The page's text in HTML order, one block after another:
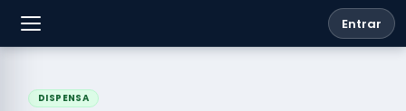
Entrar
DISPENSA